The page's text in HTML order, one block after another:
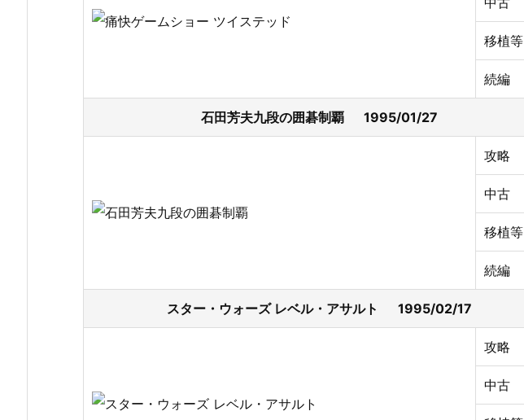
移植等
続編
石田芳夫九段の囲碁制覇 1995/01/27
攻略
中古
移植等
続編
スター・ウォーズ レベル・アサルト 1995/02/17
攻略
中古